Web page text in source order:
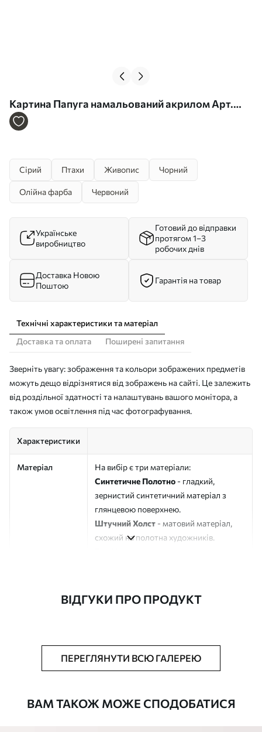
Картина Папуга намальований акрилом Арт.
s40266
Сірий Птахи Живопис Чорний
Олійна фарба Червоний
Українське
виробництво
Готовий до відправки
протягом 1–3
робочих днів
Доставка Новою
Поштою
Гарантія на товар
Технічні характеристики та матеріал
Доставка та оплата
Поширені запитання
Зверніть увагу: зображення та кольори зображених предметів
можуть дещо відрізнятися від зображень на сайті. Це залежить
від роздільної здатності та налаштувань вашого монітора, а
також умов освітлення під час фотографування.
Характеристики
Матеріал
На вибір є три матеріали:
Синтетичне Полотно - гладкий,
зернистий синтетичний матеріал з
глянцевою поверхнею.
Штучний Холст - матовий матеріал,
схожий на полотна художників.
Додатково Можна додати лакове покриття.
ВІДГУКИ ПРО ПРОДУКТ
ПЕРЕГЛЯНУТИ ВСЮ ГАЛЕРЕЮ
ВАМ ТАКОЖ МОЖЕ СПОДОБАТИСЯ